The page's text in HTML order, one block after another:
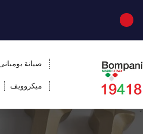
صيانة
ميكروويف